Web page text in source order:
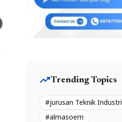
trending_upTrending Topics
#jurusan Teknik Industri
#almasoem